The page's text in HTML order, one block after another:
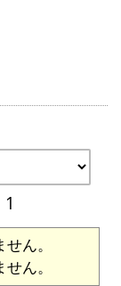
1
ん。
ん。